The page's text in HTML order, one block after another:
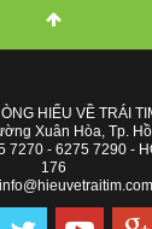
HIỂU VỀ TRÁI
Xuân Hòa, Tp.
7270 - 6275 7290 -
176